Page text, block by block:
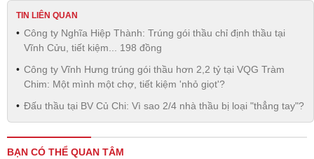
TIN LIÊN QUAN
Công ty Nghĩa Hiệp Thành: Trúng gói thầu chỉ định thầu tại
Vĩnh Cửu, tiết kiệm... 198 đồng
Công ty Vĩnh Hưng trúng gói thầu hơn 2,2 tỷ tại VQG Tràm
Chim: Một mình một chợ, tiết kiệm 'nhỏ giọt'?
Đấu thầu tại BV Củ Chi: Vì sao 2/4 nhà thầu bị loại "thẳng tay"?
BẠN CÓ THỂ QUAN TÂM